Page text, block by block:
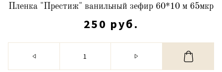
Пленка "Престиж" ванильный зефир 60*10 м 65мкр
250 руб.